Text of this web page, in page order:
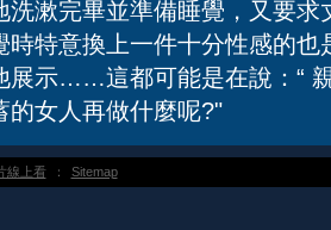
洗漱完畢並準備睡覺，又要
時特意換上一件十分性感的
展示……這都可能是在說：“
的女人再做什麼呢?"
線上看 ： Sitemap